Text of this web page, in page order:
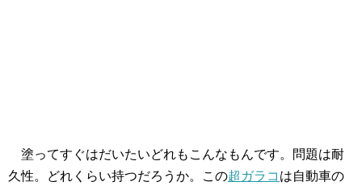
塗ってすぐはだいたいどれもこんなもんです。問題は耐
久性。どれくらい持つだろうか。この超ガラコ は自動車の